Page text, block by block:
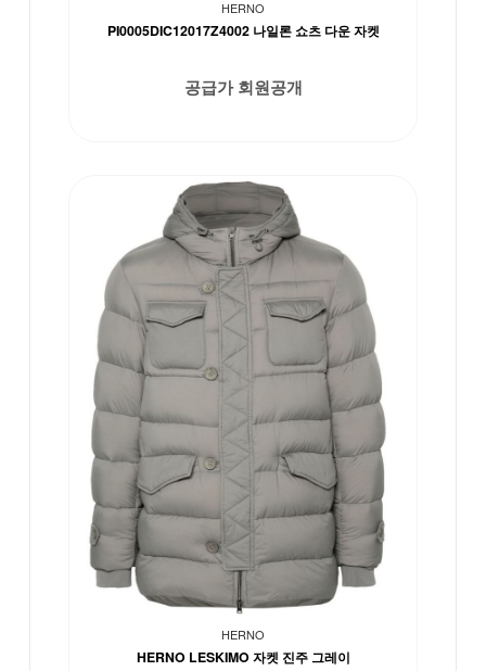
HERNO
PI0005DIC12017Z4002 나일론 쇼츠 다운 자켓
공급가 회원공개
HERNO
HERNO LESKIMO 자켓 진주 그레이